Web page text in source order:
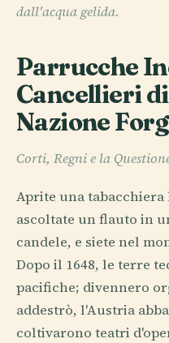
dall'acqua gelida.
Parrucche
Cancellieri
Nazione
Corti, Regni e la
Aprite una tabacchiera
ascoltate un flauto in
candele, e siete nel
Dopo il 1648, le terre
pacifiche; divennero
addestrò, l'Austria
coltivarono teatri